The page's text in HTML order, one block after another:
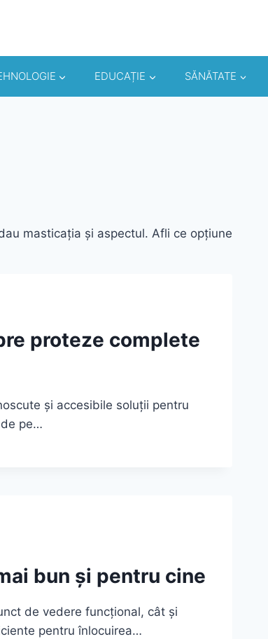
EDUCAȚIE SĂNĂTATE
masticația și aspectul. Afli ce opțiune
proteze complete
și accesibile soluții pentru
pe…
bun și pentru cine
de vedere funcțional, cât și
pentru înlocuirea…